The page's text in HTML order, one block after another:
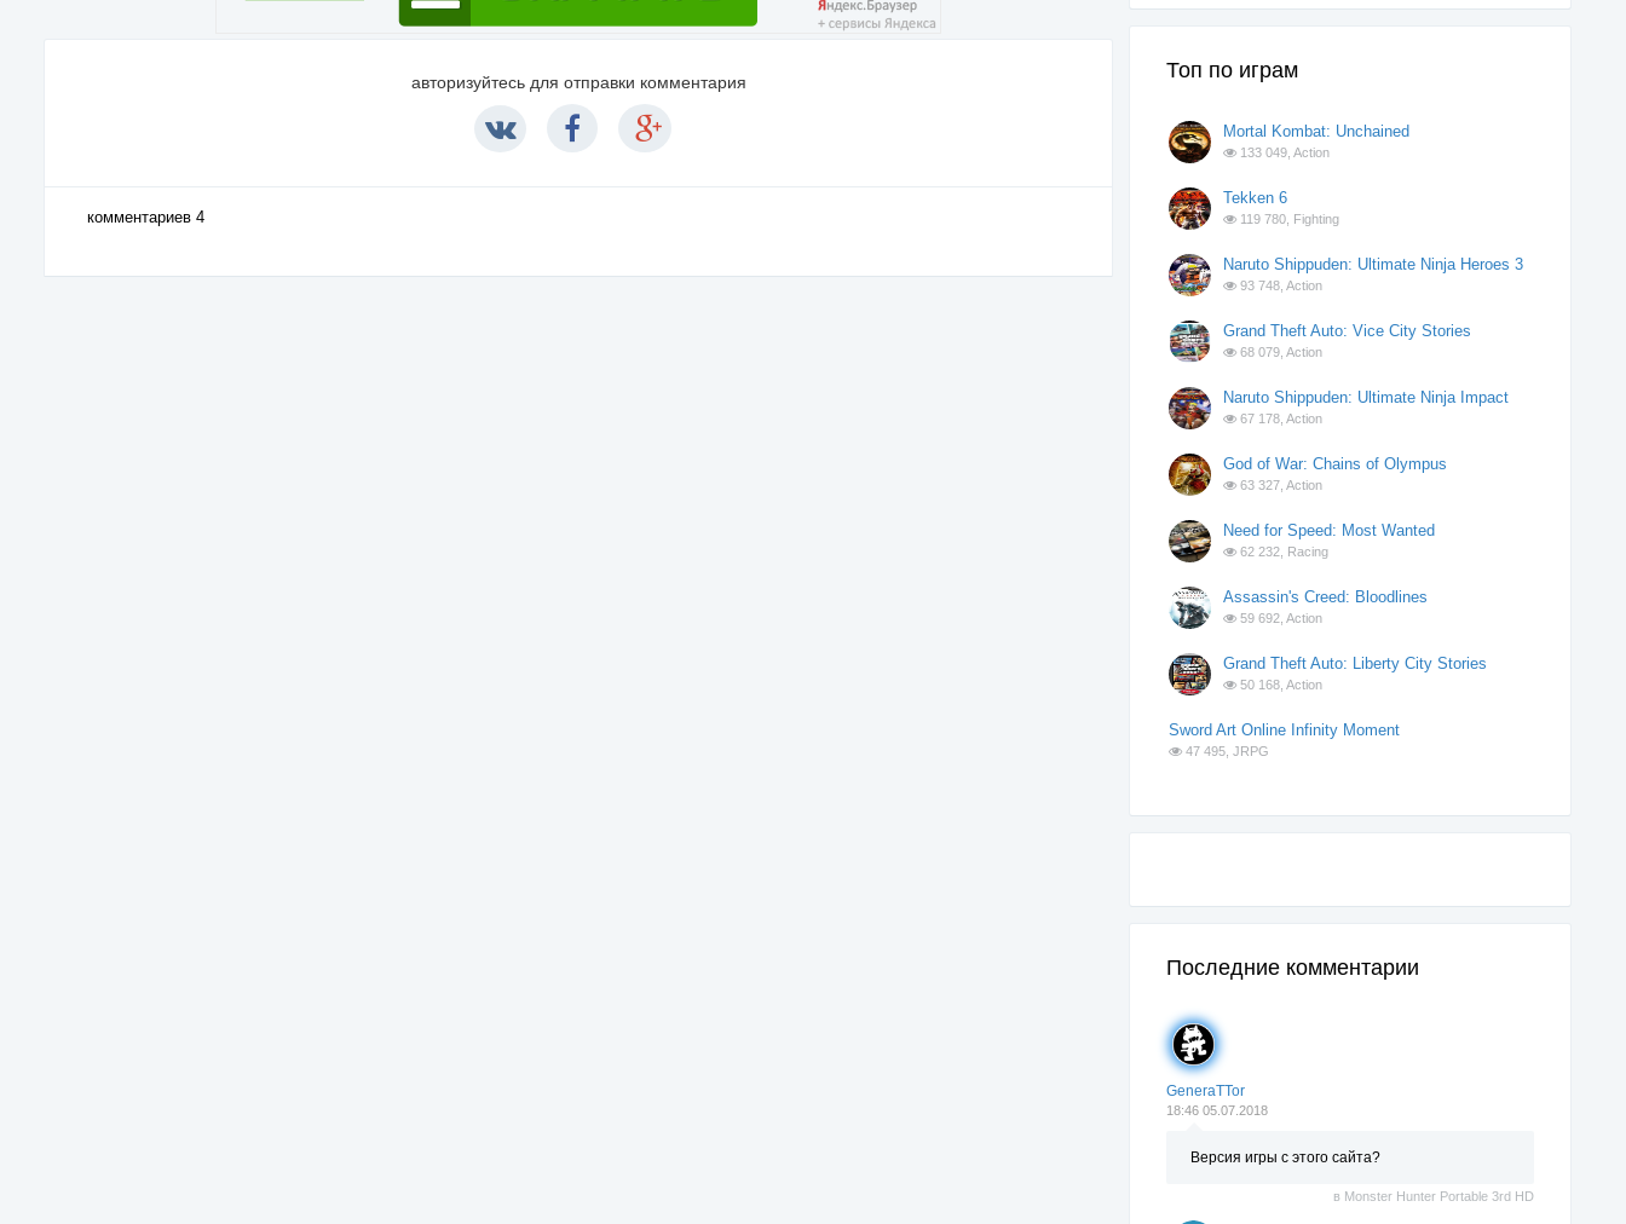
авторизуйтесь для отправки комментария
комментариев 4
Топ по играм
Mortal Kombat: Unchained
133 049,Action
Tekken 6
119 780, Fighting
Naruto Shippuden: Ultimate Ninja Heroes 3
93 748,Action
Grand Theft Auto: Vice City Stories
68 079,Action
Naruto Shippuden: Ultimate Ninja Impact
67 178,Action
God of War: Chains of Olympus
63 327,Action
Need for Speed: Most Wanted
62 232, Racing
Assassin's Creed: Bloodlines
59 692,Action
Grand Theft Auto: Liberty City Stories
50 168,Action
Sword Art Online Infinity Moment
47 495,JRPG
Последние комментарии
GeneraTTor
18:46 05.07.2018
Версия игры с этого сайта?
в Monster Hunter Portable 3rd HD